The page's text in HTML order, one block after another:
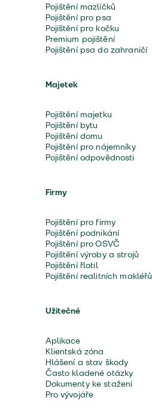
Pojištění mazlíčků
Pojištění pro psa
Pojištění pro kočku
Premium pojištění
Pojištění psa do zahraničí
Majetek
Pojištění majetku
Pojištění bytu
Pojištění domu
Pojištění pro nájemníky
Pojištění odpovědnosti
Firmy
Pojištění pro firmy
Pojištění podnikání
Pojištění pro OSVČ
Pojištění výroby a strojů
Pojištění flotil
Pojištění realitních makléřů
Užitečné
Aplikace
Klientská zóna
Hlášení a stav škody
Často kladené otázky
Dokumenty ke stažení
Pro vývojáře